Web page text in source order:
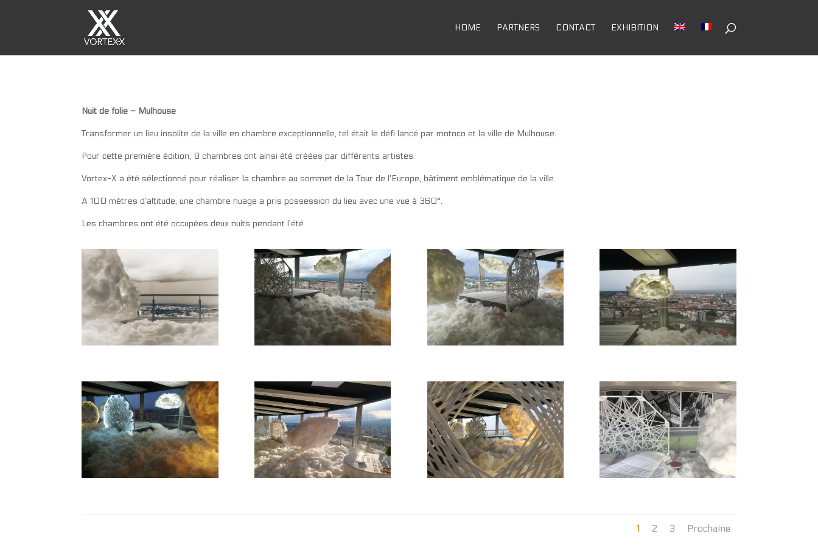
HOME PARTNERS CONTACT EXHIBITION
Nuit de folie – Mulhouse
Transformer un lieu insolite de la ville en chambre exceptionnelle, tel était le défi lancé par motoco et la ville de Mulhouse.
Pour cette première édition, 8 chambres ont ainsi été créées par différents artistes.
Vortex-X a été sélectionné pour réaliser la chambre au sommet de la Tour de l’Europe, bâtiment emblématique de la ville.
A 100 mètres d’altitude, une chambre nuage a pris possession du lieu avec une vue à 360°.
Les chambres ont été occupées deux nuits pendant l’été
1 2 3 Prochaine